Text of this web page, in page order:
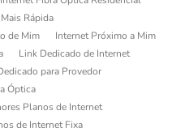
Rápida
de Mim
Internet Próximo a Mim
Link Dedicado de Internet
para Provedor
Óptica
Planos de Internet
de Internet Fixa